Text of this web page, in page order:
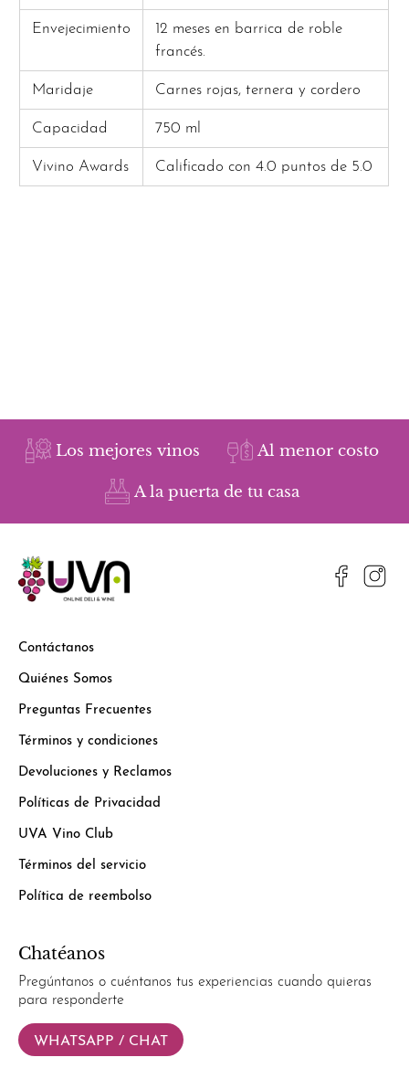
Envejecimiento
12 meses en barrica de roble
francés.
Maridaje Carnes rojas, ternera y cordero
Capacidad 750 ml
Vivino Awards Calificado con 4.0 puntos de 5.0
Los mejores vinos Al menor costo
A la puerta de tu casa
Contáctanos
Quiénes Somos
Preguntas Frecuentes
Términos y condiciones
Devoluciones y Reclamos
Políticas de Privacidad
UVA Vino Club
Términos del servicio
Política de reembolso
Chatéanos
Pregúntanos o cuéntanos tus experiencias cuando quieras
para responderte
WHATSAPP / CHAT